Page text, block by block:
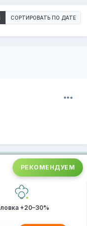
СОРТИРОВАТЬ ПО ДАТЕ
РЕКОМЕНДУЕМ
+20–30%